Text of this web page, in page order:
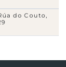
do Couto,